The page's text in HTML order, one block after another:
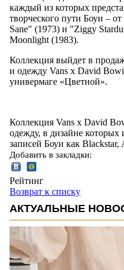
каждый из которых
творческого пути Боуи –
Sane" (1973) и "Ziggy
Moonlight (1983).
Коллекция выйдет в
и одежду Vans x David
универмаге «Цветной».
Коллекция Vans x David
одежду, в дизайне которых
записей Боуи как
Добавить в закладки:
Рейтинг
Возврат к списку
АКТУАЛЬНЫЕ